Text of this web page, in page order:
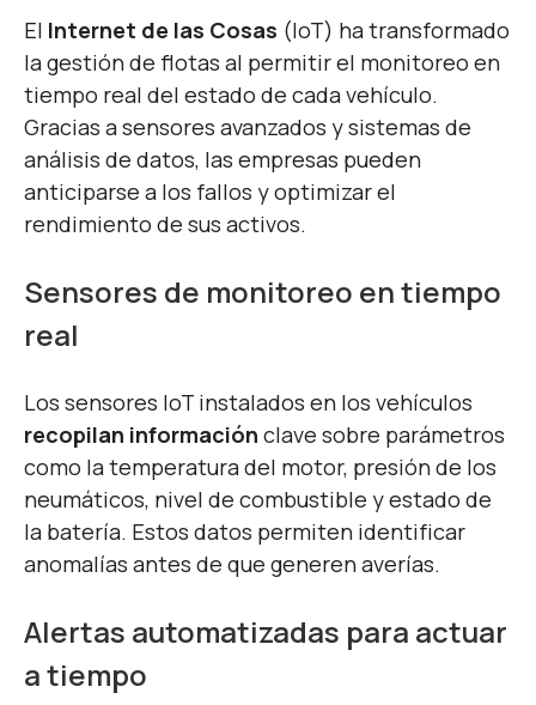
El Internet de las Cosas (IoT) ha transformado
la gestión de flotas al permitir el monitoreo en
tiempo real del estado de cada vehículo.
Gracias a sensores avanzados y sistemas de
análisis de datos, las empresas pueden
anticiparse a los fallos y optimizar el
rendimiento de sus activos.
Sensores de monitoreo en tiempo
real
Los sensores IoT instalados en los vehículos
recopilan información clave sobre parámetros
como la temperatura del motor, presión de los
neumáticos, nivel de combustible y estado de
la batería. Estos datos permiten identificar
anomalías antes de que generen averías.
Alertas automatizadas para actuar
a tiempo